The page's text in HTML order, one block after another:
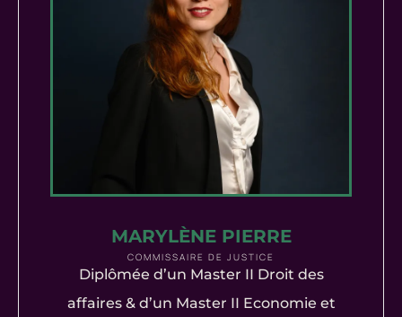
MARYLÈNE PIERRE
COMMISSAIRE DE JUSTICE
Diplômée d’un Master II Droit des
affaires & d’un Master II Economie et